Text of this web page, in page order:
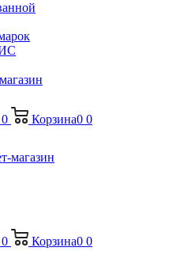
0 Корзина0 0
0 Корзина0 0